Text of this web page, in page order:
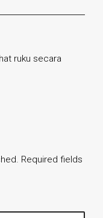
ruku secara
Required fields